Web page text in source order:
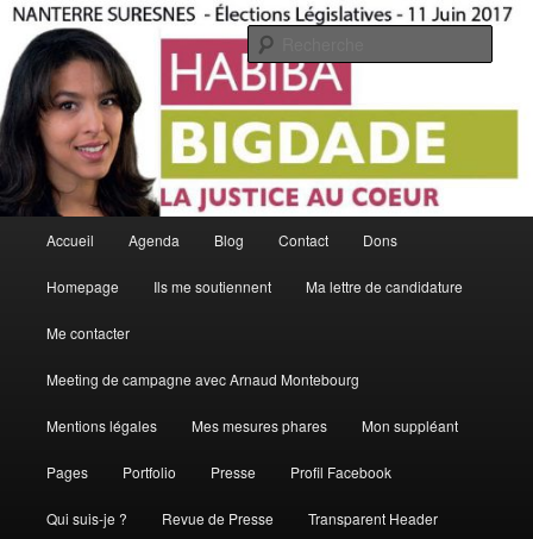
Aller
contenu
principalHabiba Bigdade
La Justice Au Coeur
principal
Accueil Agenda Blog Contact Dons
Homepage Ils me soutiennent Ma lettre de candidature
Me contacter
Meeting de campagne avec Arnaud Montebourg
Mentions légales Mes mesures phares Mon suppléant
Pages Portfolio Presse Profil Facebook
Qui suis-je ? Revue de Presse Transparent Header